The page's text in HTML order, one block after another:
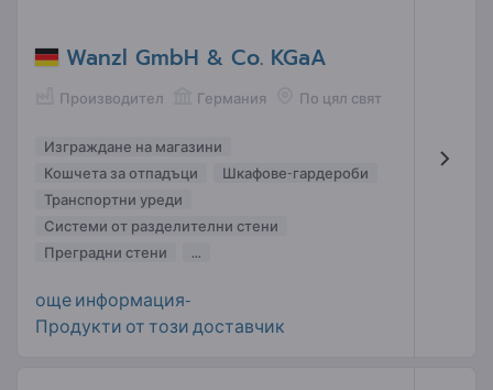
Wanzl GmbH & Co. KGaA
Производител Германия По цял свят
Изграждане на магазини
Кошчета за отпадъци
Шкафове-гардероби
Транспортни уреди
Системи от разделителни стени
Преградни стени
...
още информация-
Продукти от този доставчик